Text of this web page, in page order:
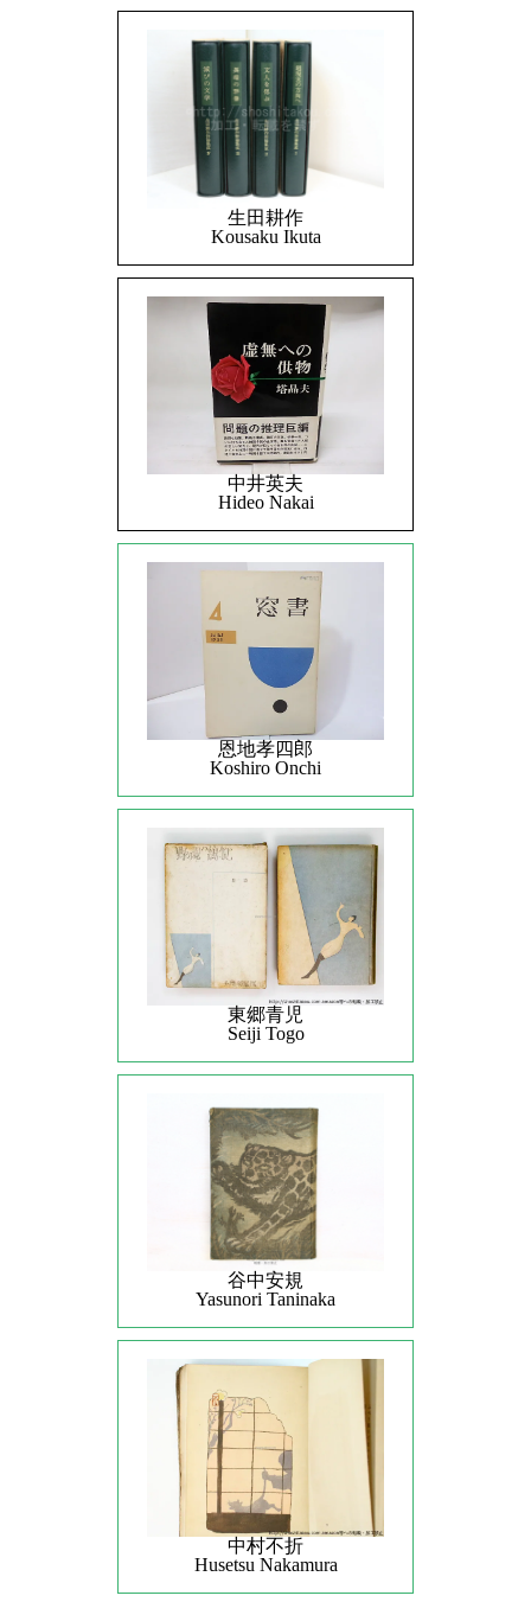
生田耕作
Kousaku Ikuta
中井英夫
Hideo Nakai
恩地孝四郎
Koshiro Onchi
東郷青児
Seiji Togo
谷中安規
Yasunori Taninaka
中村不折
Husetsu Nakamura